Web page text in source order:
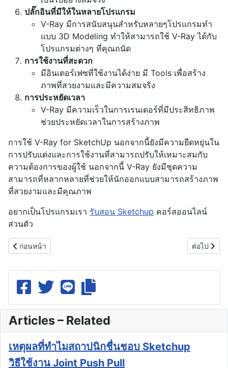
ปลั๊กอินที่มีให้ในหลายโปรแกรม
V-Ray มีการสนับสนุนสำหรับหลายๆโปรแกรมทำ
แบบ 3D Modeling ทำให้สามารถใช้ V-Ray ได้กับ
โปรแกรมต่างๆ ที่คุณถนัด
การใช้งานที่สะดวก
มีอินเตอร์เฟซที่ใช้งานได้ง่าย มี Tools เพื่อสร้าง
ภาพที่สวยงามและมีความสมจริง
การประหยัดเวลา
V-Ray มีความเร็วในการเรนเดอร์ที่มีประสิทธิภาพ
ช่วยประหยัดเวลาในการสร้างภาพ
การใช้ V-Ray for SketchUp นอกจากนี้ยังมีความยืดหยุ่นใน
การปรับแต่งและการใช้งานที่สามารถปรับให้เหมาะสมกับ
ความต้องการของผู้ใช้ นอกจากนี้ V-Ray ยังมีชุดความ
สามารถที่หลากหลายที่ช่วยให้นักออกแบบสามารถสร้างภาพ
ที่สวยงามและมีคุณภาพ
อยากเป็นโปรแกรมเรา รับสอน Sketchup คอร์สออนไลน์
ส่วนตัว
เนื้อหาก่อนหน้า: ประวัติความเป็นมาของ V-ray For Sketchup
ก่อนหน้า เนื้อหาถัดไ
ต่อไป
Articles – Related
เหตุผลที่ทำไมสถาปนิกชื่นชอบ Sketchup
วิธีใช้งาน Joint Push Pull